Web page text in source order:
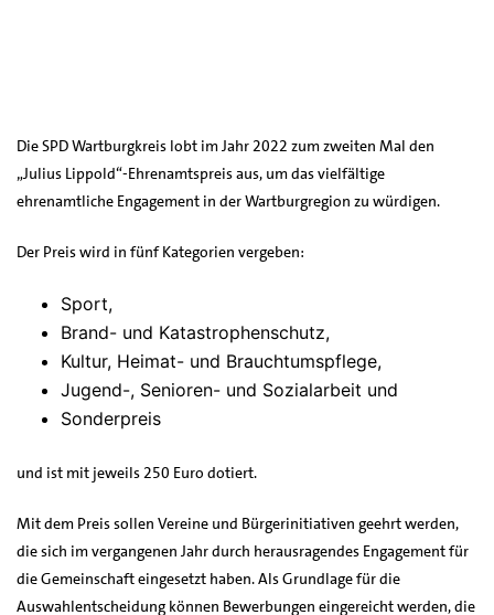
Die SPD Wartburgkreis lobt im Jahr 2022 zum zweiten Mal den
„Julius Lippold“-Ehrenamtspreis aus, um das vielfältige
ehrenamtliche Engagement in der Wartburgregion zu würdigen.
Der Preis wird in fünf Kategorien vergeben:
Sport,
Brand- und Katastrophenschutz,
Kultur, Heimat- und Brauchtumspflege,
Jugend-, Senioren- und Sozialarbeit und
Sonderpreis
und ist mit jeweils 250 Euro dotiert.
Mit dem Preis sollen Vereine und Bürgerinitiativen geehrt werden,
die sich im vergangenen Jahr durch herausragendes Engagement für
die Gemeinschaft eingesetzt haben. Als Grundlage für die
Auswahlentscheidung können Bewerbungen eingereicht werden, die